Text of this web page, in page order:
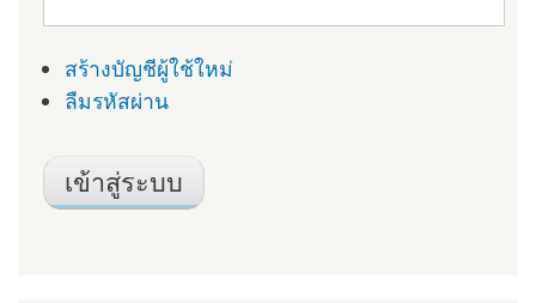
สร้างบัญชีผู้ใช้ใหม่
ลืมรหัสผ่าน